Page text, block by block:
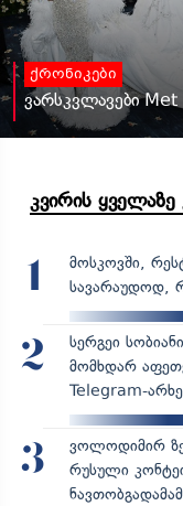
ქრონიკები
ვარსკვლავები
კვირის ყველაზე
1
მოსკოვში,
სავარაუდოდ,
2
სერგეი
მომხდარ
Telegram-
3
ვოლოდიმირ
რუსული